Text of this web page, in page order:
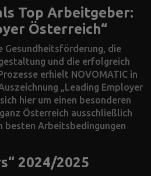
Top Arbeitgeber:
Österreich“
Gesundheitsförderung, die
und die erfolgreich
erhielt NOVOMATIC in
„Leading Employer
hier um einen besonderen
Österreich ausschließlich
besten Arbeitsbedingungen
2024/2025